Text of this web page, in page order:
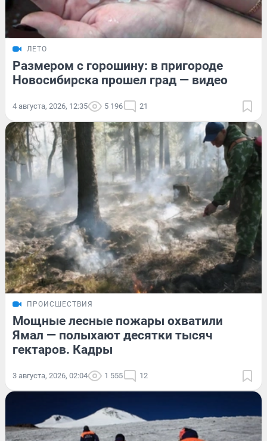
ЛЕТО
Размером с горошину: в пригороде
Новосибирска прошел град — видео
4 августа, 2026, 12:35 5 196 21
ПРОИСШЕСТВИЯ
Мощные лесные пожары охватили
Ямал — полыхают десятки тысяч
гектаров. Кадры
3 августа, 2026, 02:04 1 555 12